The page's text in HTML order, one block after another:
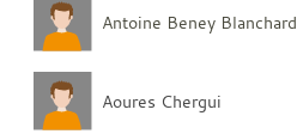
Antoine Beney Blanchard
Aoures Chergui